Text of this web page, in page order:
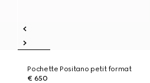
Pochette Positano petit format
€ 650